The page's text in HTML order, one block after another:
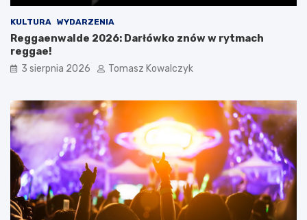
KULTURA WYDARZENIA
Reggaenwalde 2026: Darłówko znów w rytmach
reggae!
3 sierpnia 2026 Tomasz Kowalczyk